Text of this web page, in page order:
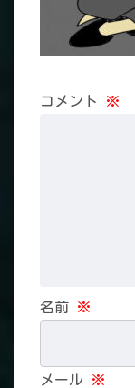
コメント ※
名前 ※
メール ※